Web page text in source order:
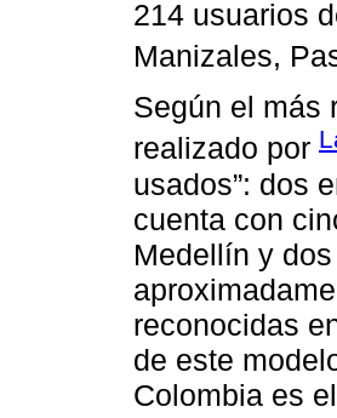
214 usuarios
Manizales,
Según el más
realizado por
usados”: dos
cuenta con
Medellín y
reconocidas
de este
Colombia es